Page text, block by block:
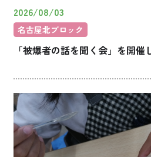
2026/08/03
名古屋北ブロック
「被爆者の話を聞く会」を開催